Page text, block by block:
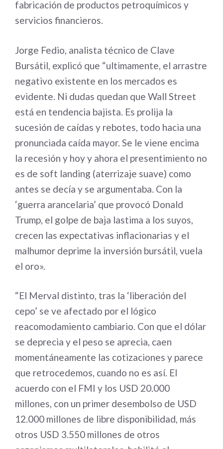
fabricación de productos petroquímicos y
servicios financieros.
Jorge Fedio, analista técnico de Clave
Bursátil, explicó que “ultimamente, el arrastre
negativo existente en los mercados es
evidente. Ni dudas quedan que Wall Street
está en tendencia bajista. Es prolija la
sucesión de caídas y rebotes, todo hacia una
pronunciada caída mayor. Se le viene encima
la recesión y hoy y ahora el presentimiento no
es de soft landing (aterrizaje suave) como
antes se decía y se argumentaba. Con la
‘guerra arancelaria’ que provocó Donald
Trump, el golpe de baja lastima a los suyos,
crecen las expectativas inflacionarias y el
malhumor deprime la inversión bursátil, vuela
el oro».
“El Merval distinto, tras la ‘liberación del
cepo’ se ve afectado por el lógico
reacomodamiento cambiario. Con que el dólar
se deprecia y el peso se aprecia, caen
momentáneamente las cotizaciones y parece
que retrocedemos, cuando no es así. El
acuerdo con el FMI y los USD 20.000
millones, con un primer desembolso de USD
12.000 millones de libre disponibilidad, más
otros USD 3.550 millones de otros